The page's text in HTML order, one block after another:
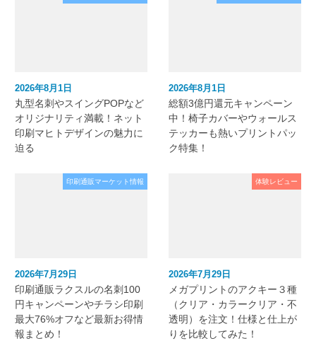
2026年8月1日
丸型名刺やスイングPOPなど
オリジナリティ満載！ネット
印刷マヒトデザインの魅力に
迫る
2026年8月1日
総額3億円還元キャンペーン
中！椅子カバーやウォールス
テッカーも熱いプリントパッ
ク特集！
印刷通販マーケット情報
2026年7月29日
印刷通販ラクスルの名刺100
円キャンペーンやチラシ印刷
最大76%オフなど最新お得情
報まとめ！
体験レビュー
2026年7月29日
メガプリントのアクキー３種
（クリア・カラークリア・不
透明）を注文！仕様と仕上が
りを比較してみた！